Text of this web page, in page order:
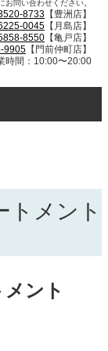
お問い合わせください。
8733 【豊洲店】
0045 【月島店】
8550 【亀戸店】
9905 【門前仲町店】
時間：10:00〜20:00
トメント
ント